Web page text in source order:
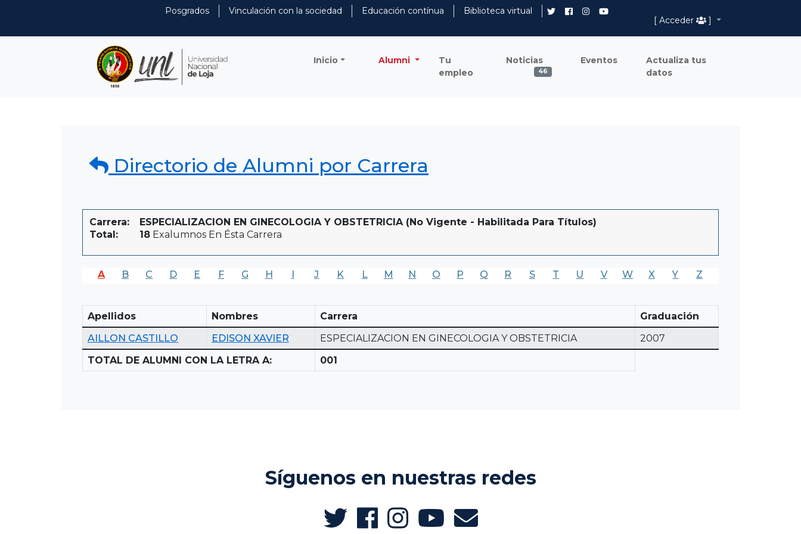
Posgrados Vinculación con la sociedad Educación contínua
Biblioteca virtual
[ Acceder
]
Inicio Alumni
Tu
empleo
Noticias
46
Eventos
Actualiza tus
datos
Directorio de Alumni por Carrera
Carrera:
ESPECIALIZACION EN GINECOLOGIA Y OBSTETRICIA (No Vigente - Habilitada Para Títulos)
Total:
18 Exalumnos En Ésta Carrera
A B C D E F G H I J K L M N O P Q R S T U V W X Y Z
Apellidos Nombres Carrera
Graduación
AILLON CASTILLO
EDISON XAVIER ESPECIALIZACION EN GINECOLOGIA Y OBSTETRICIA
2007
TOTAL DE ALUMNI CON LA LETRA A:
001
Síguenos en nuestras redes